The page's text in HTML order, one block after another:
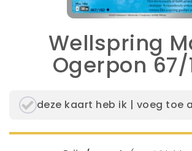
Wellspring
Ogerpon 67/
deze kaart heb ik | voeg toe